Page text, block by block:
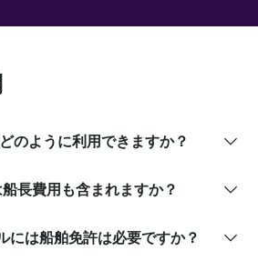
のように利用できますか？
長費用も含まれますか？
には船舶免許は必要ですか？